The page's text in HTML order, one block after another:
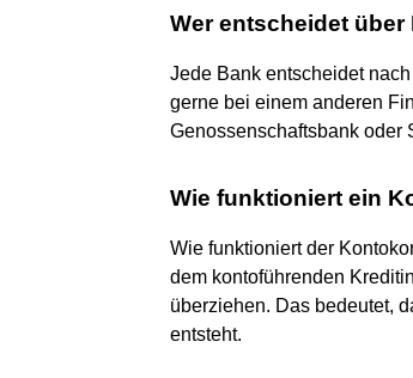
Wer entscheidet über
Jede Bank entscheidet
gerne bei einem anderen
Genossenschaftsbank oder
Wie funktioniert ein
Wie funktioniert der
dem kontoführenden
überziehen. Das bedeutet,
entsteht.